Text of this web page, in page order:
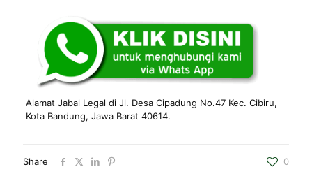
Alamat Jabal Legal di Jl. Desa Cipadung No.47 Kec. Cibiru,
Kota Bandung, Jawa Barat 40614.
Share 0